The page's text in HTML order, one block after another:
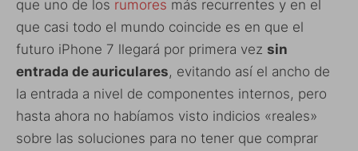
que uno de los rumores más recurrentes y en el
que casi todo el mundo coincide es en que el
futuro iPhone 7 llegará por primera vez sin
entrada de auriculares, evitando así el ancho de
la entrada a nivel de componentes internos, pero
hasta ahora no habíamos visto indicios «reales»
sobre las soluciones para no tener que comprar